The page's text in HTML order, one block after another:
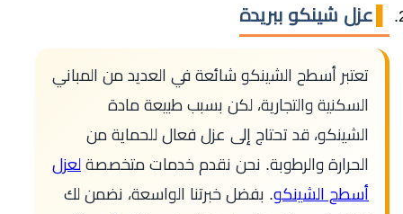
عزل شينكو ببريدة
تعتبر أسطح الشينكو شائعة في العديد من المباني
السكنية والتجارية، لكن بسبب طبيعة مادة
الشينكو، قد تحتاج إلى عزل فعال للحماية من
الحرارة والرطوبة. نحن نقدم خدمات متخصصة لعزل
أسطح الشينكو. بفضل خبرتنا الواسعة، نضمن لك